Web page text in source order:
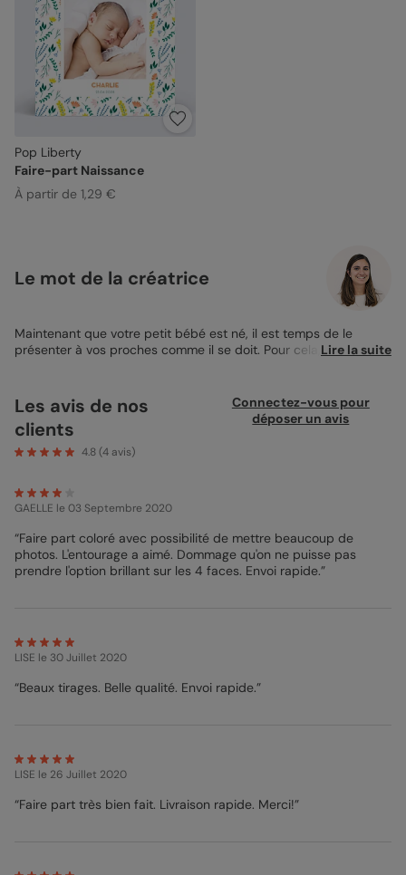
Pop Liberty
Faire-part Naissance
À partir de 1,29 €
Le mot de la créatrice
Maintenant que votre petit bébé est né, il est temps de le
présenter à vos proches comme il se doit. Pour cela, découvrez
décoration de frigo de 10x10cm est conçue pour capturer les
instants magiques de la naissance de votre bébé. Grâce à son
encart à photo, vous pouvez partager avec vos proches un
cliché unique de votre enfant. Personnalisez ce faire-part à
cadre fleuri, au style liberty, apporte une touche de douceur et
d'élégance à ce magnet. Les motifs délicats et les couleurs
faire ressortir le beau visage de Bébé. Il sera un véritable rayon
de soleil sur le réfrigérateur ou toute autre surface métallique.
Lire la suite
Les avis de nos
clients
4.8(4 avis)
Connectez-vous pour
déposer un avis
GAELLE le 03 Septembre 2020
“Faire part coloré avec possibilité de mettre beaucoup de
photos. L'entourage a aimé. Dommage qu'on ne puisse pas
prendre l'option brillant sur les 4 faces. Envoi rapide.”
LISE le 30 Juillet 2020
“Beaux tirages. Belle qualité. Envoi rapide.”
LISE le 26 Juillet 2020
“Faire part très bien fait. Livraison rapide. Merci!”